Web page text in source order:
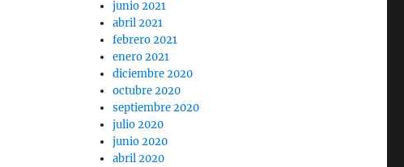
junio 2021
abril 2021
febrero 2021
enero 2021
diciembre 2020
octubre 2020
septiembre 2020
julio 2020
junio 2020
abril 2020